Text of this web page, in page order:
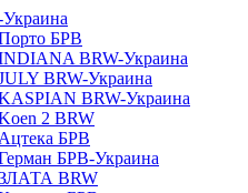
БРВ
BRW-Украина
BRW-Украина
BRW-Украина
2 BRW
БРВ
БРВ-Украина
BRW